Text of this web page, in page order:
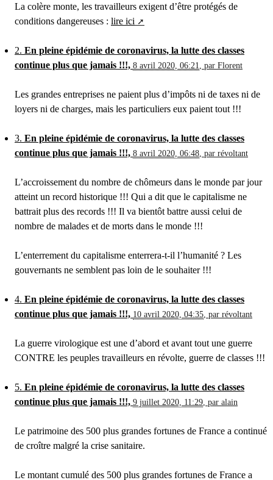
La colère monte, les travailleurs exigent d’être protégés de
conditions dangereuses : lire ici
2. En pleine épidémie de coronavirus, la lutte des classes
continue plus que jamais !!!, 8 avril 2020, 06:21 par Florent
Les grandes entreprises ne paient plus d’impôts ni de taxes ni de
loyers ni de charges, mais les particuliers eux paient tout !!!
3. En pleine épidémie de coronavirus, la lutte des classes
continue plus que jamais !!!, 8 avril 2020, 06:48 par révoltant
L’accroissement du nombre de chômeurs dans le monde par jour
atteint un record historique !!! Qui a dit que le capitalisme ne
battrait plus des records !!! Il va bientôt battre aussi celui de
nombre de malades et de morts dans le monde !!!
L’enterrement du capitalisme enterrera-t-il l’humanité ? Les
gouvernants ne semblent pas loin de le souhaiter !!!
4. En pleine épidémie de coronavirus, la lutte des classes
continue plus que jamais !!!, 10 avril 2020, 04:35 par révoltant
La guerre virologique est une d’abord et avant tout une guerre
CONTRE les peuples travailleurs en révolte, guerre de classes !!!
5. En pleine épidémie de coronavirus, la lutte des classes
continue plus que jamais !!!, 9 juillet 2020, 11:29 par alain
Le patrimoine des 500 plus grandes fortunes de France a continué
de croître malgré la crise sanitaire.
Le montant cumulé des 500 plus grandes fortunes de France a